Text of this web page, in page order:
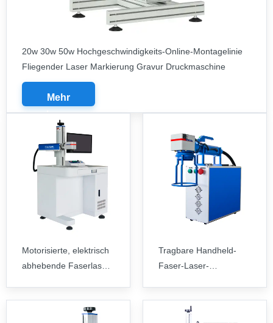
20w 30w 50w Hochgeschwindigkeits-Online-Montagelinie
Fliegender Laser Markierung Gravur Druckmaschine
Mehr
lesen
Motorisierte, elektrisch
abhebende Faserlaser-
Tragbare Handheld-
Faser-Laser-